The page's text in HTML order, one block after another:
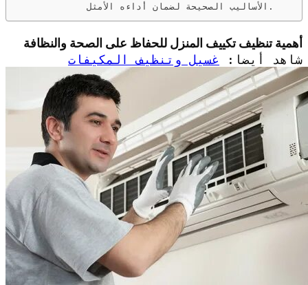
الأساليب الصحيحة لضمان أداءه الأمثل.
أهمية تنظيف تكييف المنزل للحفاظ على الصحة والنظافة
شاهد أيضا: غسيل وتنظيف المكيفات